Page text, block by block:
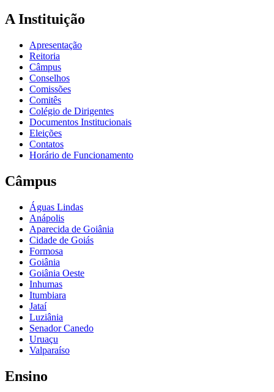
A Instituição
Apresentação
Reitoria
Câmpus
Conselhos
Comissões
Comitês
Colégio de Dirigentes
Documentos Institucionais
Eleições
Contatos
Horário de Funcionamento
Câmpus
Águas Lindas
Anápolis
Aparecida de Goiânia
Cidade de Goiás
Formosa
Goiânia
Goiânia Oeste
Inhumas
Itumbiara
Jataí
Luziânia
Senador Canedo
Uruaçu
Valparaíso
Ensino